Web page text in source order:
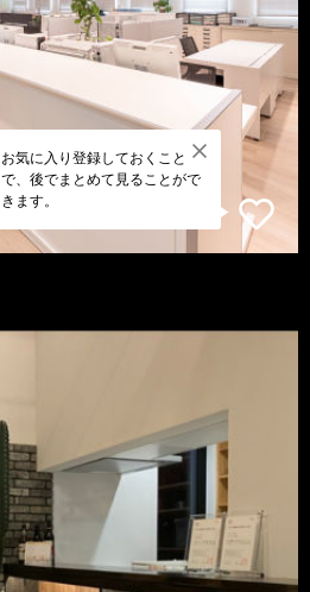
お気に入り登録しておくこと
で、後でまとめて見ることがで
きます。